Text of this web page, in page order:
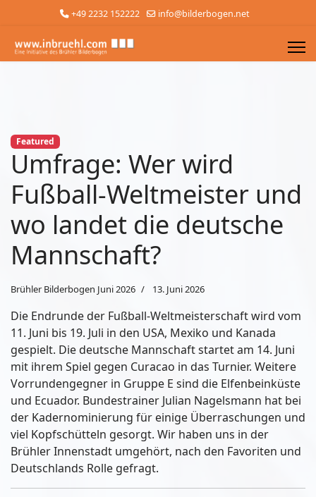
+49 2232 152222 info@bilderbogen.net
Featured
Umfrage: Wer wird
Fußball-Weltmeister und
wo landet die deutsche
Mannschaft?
Brühler Bilderbogen Juni 2026 13. Juni 2026
Die Endrunde der Fußball-Weltmeisterschaft wird vom
11. Juni bis 19. Juli in den USA, Mexiko und Kanada
gespielt. Die deutsche Mannschaft startet am 14. Juni
mit ihrem Spiel gegen Curacao in das Turnier. Weitere
Vorrundengegner in Gruppe E sind die Elfenbeinküste
und Ecuador. Bundestrainer Julian Nagelsmann hat bei
der Kadernominierung für einige Überraschungen und
viel Kopfschütteln gesorgt. Wir haben uns in der
Brühler Innenstadt umgehört, nach den Favoriten und
Deutschlands Rolle gefragt.